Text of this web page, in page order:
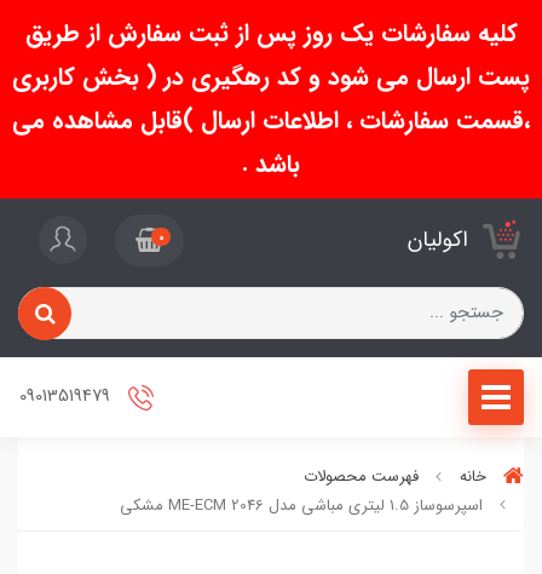
کلیه سفارشات یک روز پس از ثبت سفارش از طریق
پست ارسال می شود و کد رهگیری در ( بخش کاربری
،قسمت سفارشات ، اطلاعات ارسال )قابل مشاهده می
باشد .
اکولیان 0
خانه
فهرست محصولات
اسپرسوساز 1.5 لیتری مباشی مدل ME-ECM 2046 مشکی